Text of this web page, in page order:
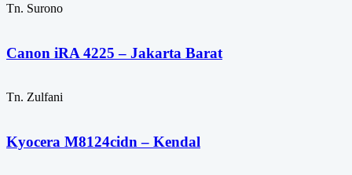
Tn. Surono
Canon iRA 4225 – Jakarta Barat
Tn. Zulfani
Kyocera M8124cidn – Kendal